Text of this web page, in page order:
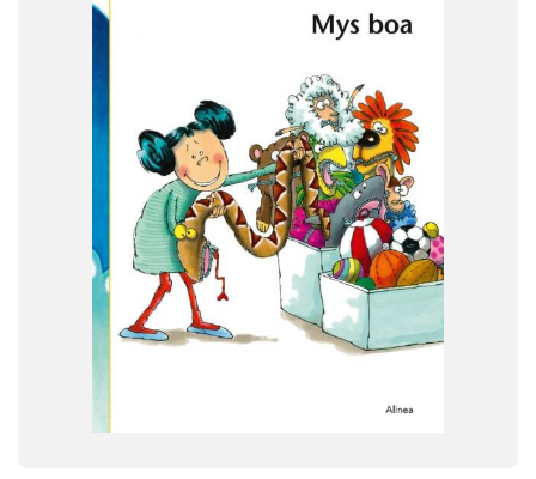
Flergangsbog
9788723537447